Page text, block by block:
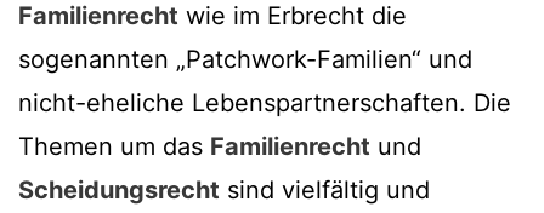
Familienrecht wie im Erbrecht die
sogenannten „Patchwork-Familien“ und
nicht-eheliche Lebenspartnerschaften. Die
Themen um das Familienrecht und
Scheidungsrecht sind vielfältig und